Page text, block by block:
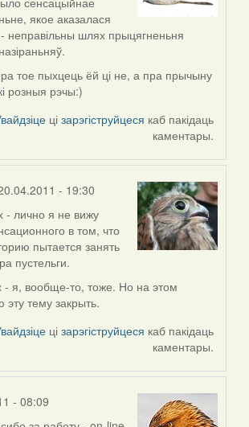
якое аказалася
- неправільны шлях прыцягненьня
тое пыхцець ёй ці не, а пра прычыну
розныя рэчы:)
цізарэгіструйцеся каб пакідаць
каментары.
- 19:30
- лично я не вижу
в том, что
пытается занять
пустельги.
- я, вообще-то, тоже. Но на этом
эту тему закрыть.
цізарэгіструйцеся каб пакідаць
каментары.
- 08:09